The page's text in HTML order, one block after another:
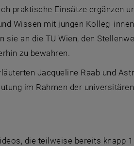
praktische Einsätze ergänzen
Wissen mit jungen
an die TU Wien, den
zu bewahren.
Jacqueline Raab und
im Rahmen der universitären
die teilweise bereits knapp